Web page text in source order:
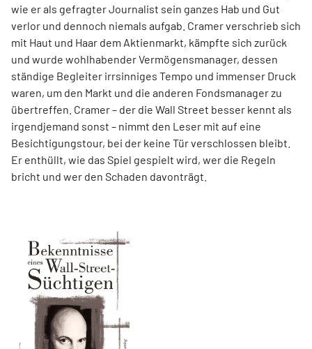
wie er als gefragter Journalist sein ganzes Hab und Gut
verlor und dennoch niemals aufgab. Cramer verschrieb sich
mit Haut und Haar dem Aktienmarkt, kämpfte sich zurück
und wurde wohlhabender Vermögensmanager, dessen
ständige Begleiter irrsinniges Tempo und immenser Druck
waren, um den Markt und die anderen Fondsmanager zu
übertreffen. Cramer – der die Wall Street besser kennt als
irgendjemand sonst – nimmt den Leser mit auf eine
Besichtigungstour, bei der keine Tür verschlossen bleibt.
Er enthüllt, wie das Spiel gespielt wird, wer die Regeln
bricht und wer den Schaden davonträgt.